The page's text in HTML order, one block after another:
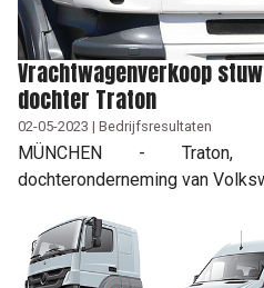
Vrachtwagenverkoop
dochter Traton
02-05-2023 | Bedrijfsresultaten
MÜNCHEN - Traton,
dochteronderneming van